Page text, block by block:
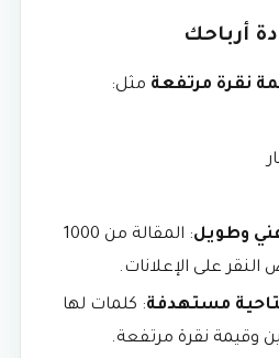
أرباحك
نقرة مرتفعة مثل:
وطويل
: المقالة من 1000
النقر على الإعلانات.
مستهدفة: كلمات لها
وقيمة نقرة مرتفعة.